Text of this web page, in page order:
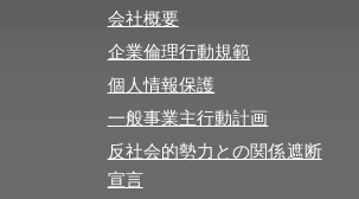
会社概要
企業倫理行動規範
個人情報保護
一般事業主行動計画
反社会的勢力との関係遮断
宣言